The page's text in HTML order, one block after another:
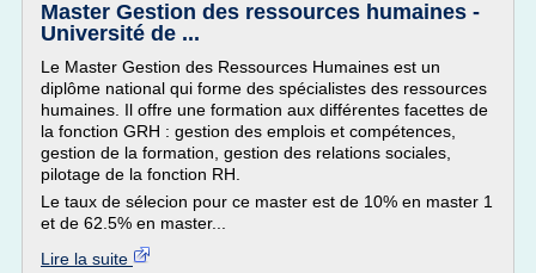
Master Gestion des ressources humaines -
Université de ...
Le Master Gestion des Ressources Humaines est un
diplôme national qui forme des spécialistes des ressources
humaines. Il offre une formation aux différentes facettes de
la fonction GRH : gestion des emplois et compétences,
gestion de la formation, gestion des relations sociales,
pilotage de la fonction RH.
Le taux de sélecion pour ce master est de 10% en master 1
et de 62.5% en master...
Lire la suite